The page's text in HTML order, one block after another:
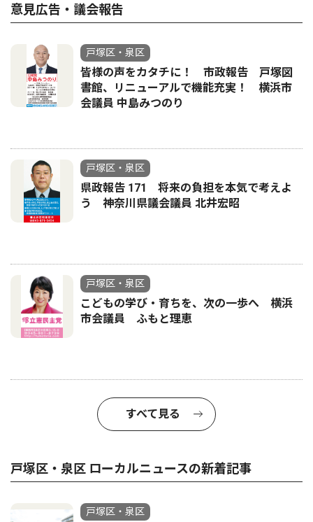
意見広告・議会報告
戸塚区・泉区
皆様の声をカタチに！ 市政報告 戸塚図
書館、リニューアルで機能充実！ 横浜市
会議員 中島みつのり
戸塚区・泉区
県政報告 171 将来の負担を本気で考えよ
う 神奈川県議会議員 北井宏昭
戸塚区・泉区
こどもの学び・育ちを、次の一歩へ 横浜
市会議員 ふもと理恵
すべて見る
戸塚区・泉区 ローカルニュースの新着記事
戸塚区・泉区